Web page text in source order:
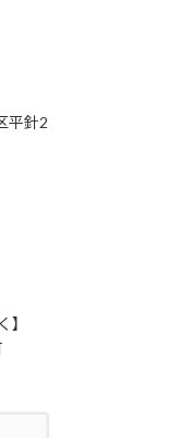
平針2
】